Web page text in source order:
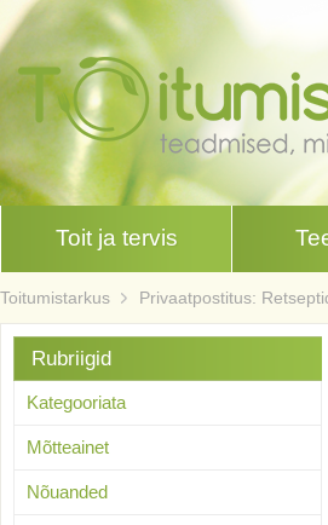
Toit ja tervis
Toitumistarkus Privaatpostitus:
Rubriigid
Kategooriata
Mõtteainet
Nõuanded